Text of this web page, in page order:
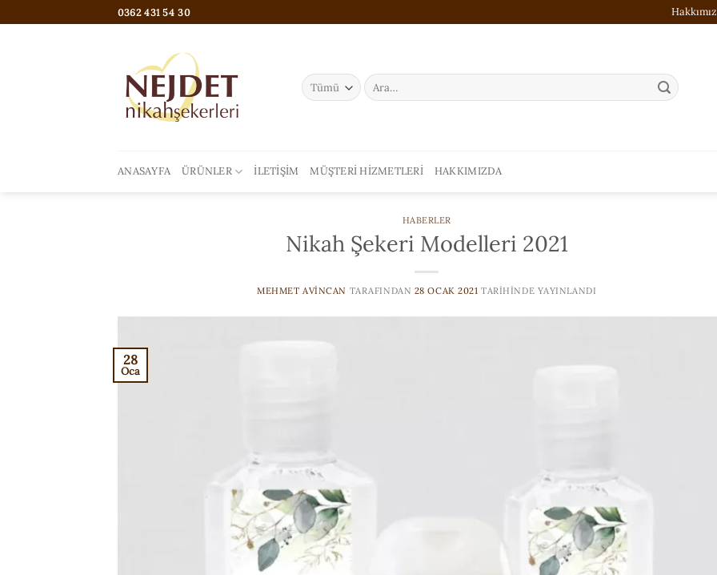
atla
0362 431 54 30
Ara:
ANASAYFA ÜRÜNLER İLETIŞIM MÜŞTERI HIZMETLERI HAKKIMIZDA
HABERLER
Nikah Şekeri Modelleri 2021
MEHMET AVINCAN TARAFINDAN 28 OCAK 2021 TARIHINDE YAYINLANDI
28
Oca